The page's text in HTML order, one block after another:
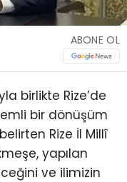
ABONE OL
birlikte Rize’de
bir dönüşüm
Rize İl Millî
yapılan
ve ilimizin